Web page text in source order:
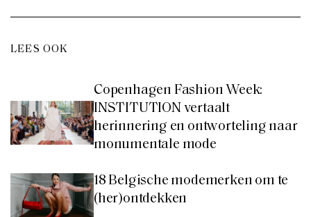
LEES OOK
Copenhagen Fashion Week:
INSTITUTION vertaalt
herinnering en ontworteling naar
monumentale mode
18 Belgische modemerken om te
(her)ontdekken